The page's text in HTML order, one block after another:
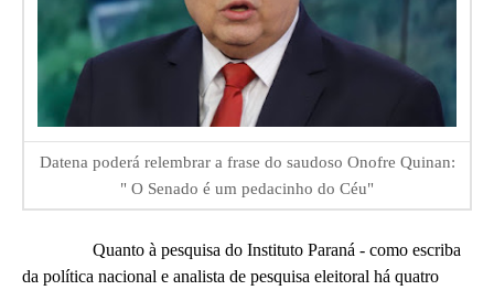
Datena poderá relembrar a frase do saudoso Onofre Quinan:
" O Senado é um pedacinho do Céu"
Quanto à pesquisa do Instituto Paraná - como escriba
da política nacional e analista de pesquisa eleitoral há quatro